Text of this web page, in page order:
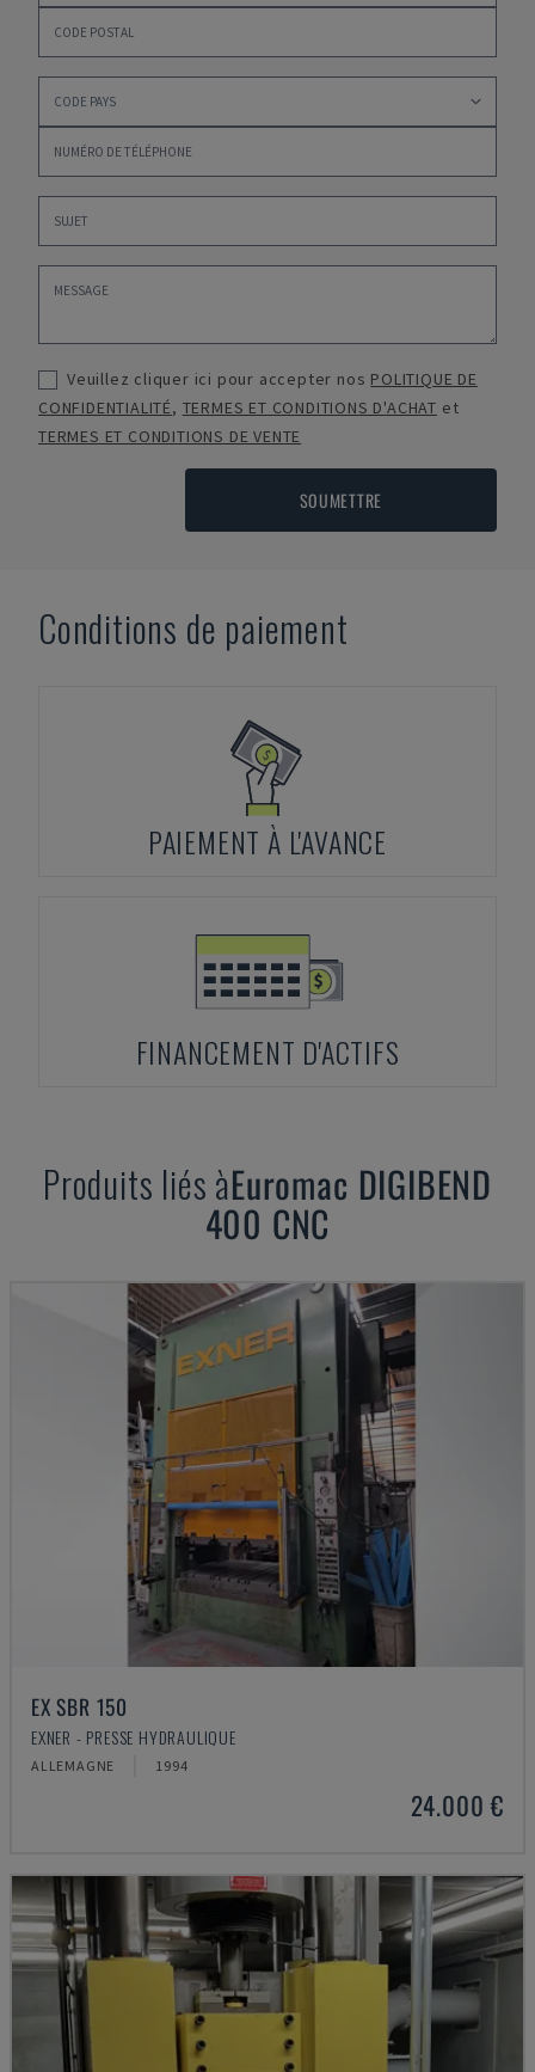
Veuillez cliquer ici pour accepter nos POLITIQUE DE
CONFIDENTIALITÉ, TERMES ET CONDITIONS D'ACHAT et
TERMES ET CONDITIONS DE VENTE
SOUMETTRE
Conditions de paiement
PAIEMENT À L'AVANCE
FINANCEMENT D'ACTIFS
Produits liés àEuromac DIGIBEND
400 CNC
EX SBR 150
EXNER - PRESSE HYDRAULIQUE
ALLEMAGNE 1994
24.000 €